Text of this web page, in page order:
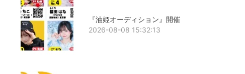
『油姫オーディション』開催
2026-08-08 15:32:13